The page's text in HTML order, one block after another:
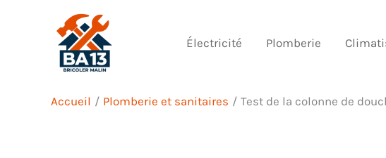
Électricité Plomberie
Accueil Plomberie et sanitaires Test de la colonne de